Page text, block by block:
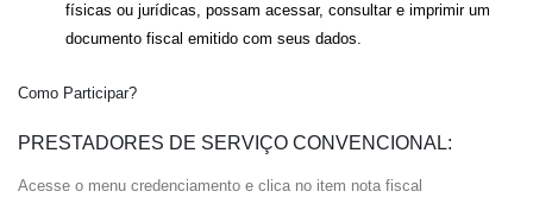
físicas ou jurídicas, possam acessar, consultar e imprimir um
documento fiscal emitido com seus dados.
Como Participar?
PRESTADORES DE SERVIÇO CONVENCIONAL:
Acesse o menu credenciamento e clica no item nota fiscal